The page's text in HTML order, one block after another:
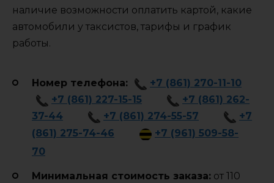
наличие возможности оплатить картой, какие
автомобили у таксистов, тарифы и график
работы.
Номер телефона:
+7 (861) 270-11-10
+7 (861) 227-15-15
+7 (861) 262-
37-44
+7 (861) 274-55-57
+7
(861) 275-74-46
+7 (961) 509-58-
70
Минимальная стоимость заказа: от 110